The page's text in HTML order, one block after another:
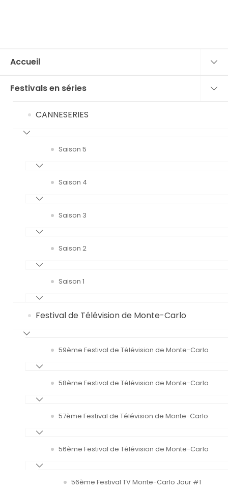
Accueil
Festivals en séries
CANNESERIES
Saison 5
Saison 4
Saison 3
Saison 2
Saison 1
Festival de Télévision de Monte-Carlo
59ème Festival de Télévision de Monte-Carlo
58ème Festival de Télévision de Monte-Carlo
57ème Festival de Télévision de Monte-Carlo
56ème Festival de Télévision de Monte-Carlo
56ème Festival TV Monte-Carlo Jour #1